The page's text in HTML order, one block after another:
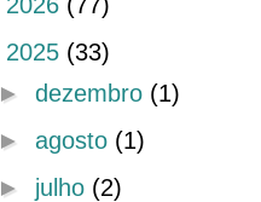
2025 (33)
► dezembro (1)
► agosto (1)
► julho (2)